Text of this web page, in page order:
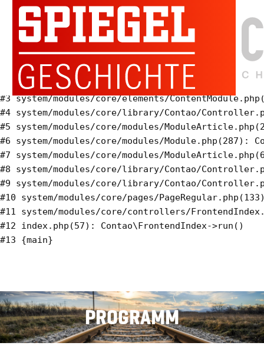
Warning: Invalid argument supplied for foreach() in
system/modules/calendar/modules/ModuleEventlist.php
#0 system/modules/calendar/modules/
#1 system/modules/core/modules/Module.php(287):
#2 system/modules/calendar/modules/
#3 system/modules/core/elements/
#4 system/modules/core/library/Contao/
#5 system/modules/core/modules/
#6 system/modules/core/modules/Module.php(287):
#7 system/modules/core/modules/
#8 system/modules/core/library/Contao/
#9 system/modules/core/library/Contao/
#10 system/modules/core/pages/
#11 system/modules/core/controllers/
#12 index.php(57): Contao\FrontendIndex->run()
PROGRAMM